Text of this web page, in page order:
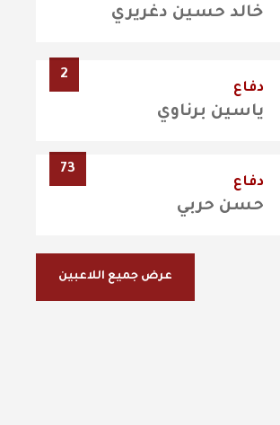
خالد حسين دغريري
2
دفاع
ياسين برناوي
73
دفاع
حسن حربي
عرض جميع اللاعبين